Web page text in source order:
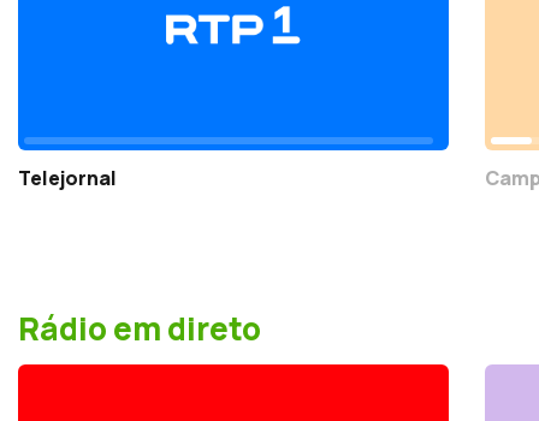
Telejornal
Rádio em direto